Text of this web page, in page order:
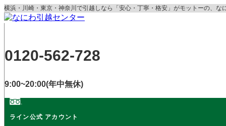
コ
ン
ツ
に
キ
プ
横浜・川崎・東京・神奈川で引越しなら「安心・丁寧・格安」がモットーの、な
0120-562-728
9:00~20:00(年中無休)
ライン公式 アカウント